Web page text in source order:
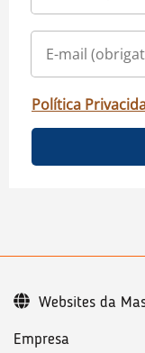
Política
Empresa
Websites da